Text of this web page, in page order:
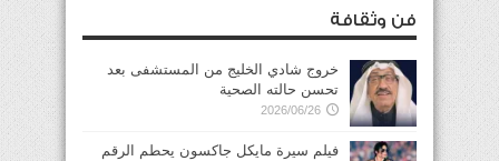
فن وثقافة
خروج شادي الخليج من المستشفى بعد
تحسن حالته الصحية
2026/06/26
فيلم سيرة مايكل جاكسون يحطم الرقم